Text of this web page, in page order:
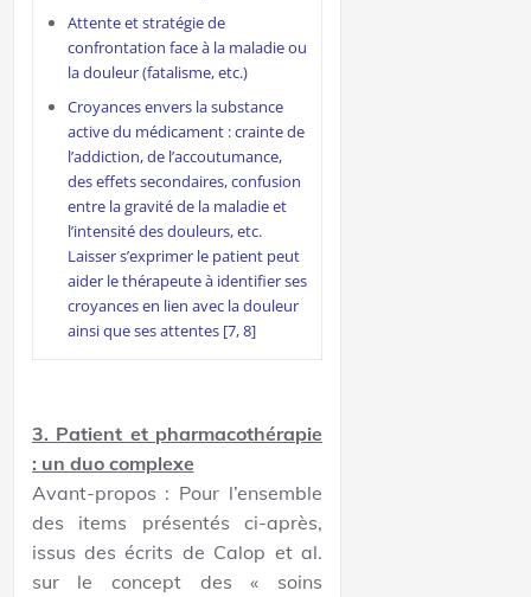
Attente et stratégie de
confrontation face à la maladie ou
la douleur (fatalisme, etc.)
Croyances envers la substance
active du médicament : crainte de
l’addiction, de l’accoutumance,
des effets secondaires, confusion
entre la gravité de la maladie et
l’intensité des douleurs, etc.
Laisser s’exprimer le patient peut
aider le thérapeute à identifier ses
croyances en lien avec la douleur
ainsi que ses attentes [7, 8]
3. Patient et pharmacothérapie
: un duo complexe
Avant-propos : Pour l’ensemble
des items présentés ci-après,
issus des écrits de Calop et al.
sur le concept des « soins